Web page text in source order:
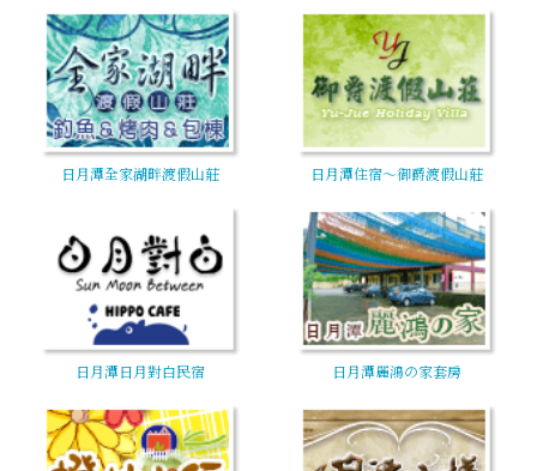
日月潭全家湖畔渡假山莊 日月潭住宿～御爵渡假山莊
日月潭日月對白民宿 日月潭麗鴻の家套房